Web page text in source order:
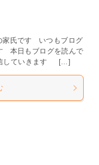
家氏です いつもブログ
本日もブログを読んで
信していきます […]